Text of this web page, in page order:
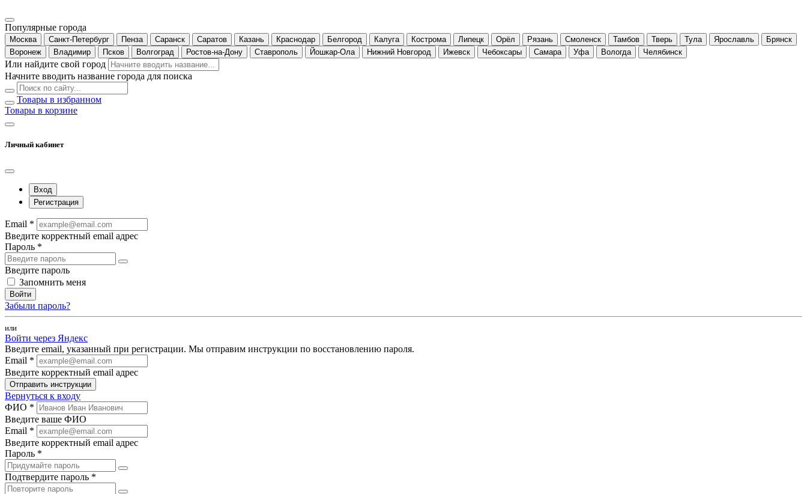
Популярные города
Москва Санкт-Петербург Пенза Саранск Саратов Казань Краснодар Белгород Калуга Кострома Липецк Орёл Рязань Смоленск Тамбов Тверь Тула Ярославль
Брянск
Воронеж
Владимир Псков Волгоград Ростов-на-Дону Ставрополь Йошкар-Ола Нижний Новгород Ижевск Чебоксары Самара Уфа Вологда Челябинск
Или найдите свой город
Начните вводить название города для поиска
Товары в избранном
Товары в корзине
Личный кабинет
Вход
Регистрация
Email *
Введите корректный email адрес
Пароль *
Введите пароль
Запомнить меня
Войти
Забыли пароль?
или
Войти через Яндекс
Введите email, указанный при регистрации. Мы отправим инструкции по восстановлению пароля.
Email *
Введите корректный email адрес
Отправить инструкции
Вернуться к входу
ФИО *
Введите ваше ФИО
Email *
Введите корректный email адрес
Пароль *
Подтвердите пароль *